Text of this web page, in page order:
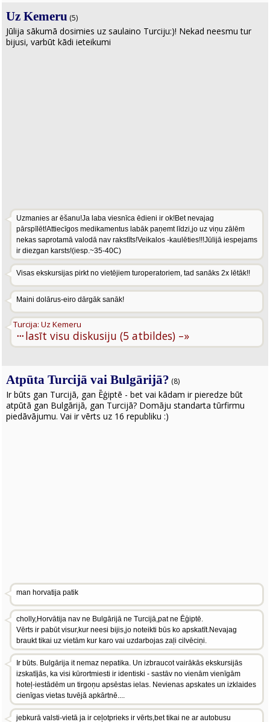
Uz Kemeru (5)
Jūlija sākumā dosimies uz saulaino Turciju:)! Nekad neesmu tur
bijusi, varbūt kādi ieteikumi
Uzmanies ar ēšanu!Ja laba viesnīca ēdieni ir ok!Bet nevajag
pārspīlēt!Attiecīgos medikamentus labāk paņemt līdzi,jo uz viņu zālēm
nekas saprotamā valodā nav rakstīts!Veikalos -kaulēties!!!Jūlijā iespejams
ir diezgan karsts!(iesp.~35-40C)
Visas ekskursijas pirkt no vietējiem turoperatoriem, tad sanāks 2x lētāk!!
Maini dolārus-eiro dārgāk sanāk!
···
Turcija: Uz Kemeru
lasīt visu diskusiju (5 atbildes) –»
Atpūta Turcijā vai Bulgārijā? (8)
Ir būts gan Turcijā, gan Ēģiptē - bet vai kādam ir pieredze būt
atpūtā gan Bulgārijā, gan Turcijā? Domāju standarta tūrfirmu
piedāvājumu. Vai ir vērts uz 16 republiku :)
man horvatija patik
cholly,Horvātija nav ne Bulgārijā ne Turcijā,pat ne Ēģiptē.
Vērts ir pabūt visur,kur neesi bijis,jo noteikti būs ko apskatīt.Nevajag
braukt tikai uz vietām kur karo vai uzdarbojas zaļi cilvēciņi.
Ir būts. Bulgārija it nemaz nepatika. Un izbraucot vairākās ekskursijās
izskatījās, ka visi kūrortmiesti ir identiski - sastāv no vienām vienīgām
hoteļ-iestādēm un tirgoņu apsēstas ielas. Nevienas apskates un izklaides
cienīgas vietas tuvējā apkārtnē....
jebkurā valsti-vietā ja ir ceļotprieks ir vērts,bet tikai ne ar autobusu